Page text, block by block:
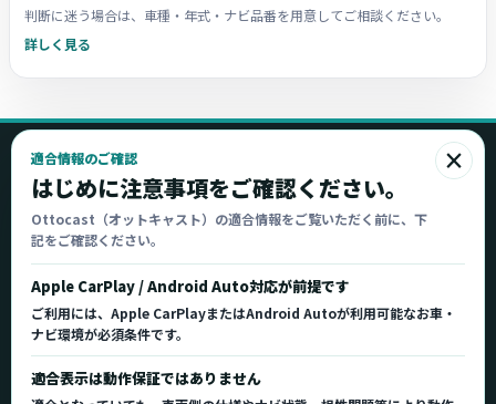
判断に迷う場合は、車種・年式・ナビ品番を用意してご相談ください。
詳しく見る
×
適合情報のご確認
はじめに注意事項をご確認ください。
Ottocast（オットキャスト）の適合情報をご覧いただく前に、下
記をご確認ください。
Apple CarPlay / Android Auto対応が前提です
ご利用には、Apple CarPlayまたはAndroid Autoが利用可能なお車・
ナビ環境が必須条件です。
適合表示は動作保証ではありません
Ottocast
オットキャスト
Ottocast正規販売代理店 Azgate株式会社
Ottocast（オットキャスト）の製品情報、車種適
合、サポート情報を日本国内向けに整理してご案内し
ます。
正規販売代理店 車種適合情報 国内サポート窓口